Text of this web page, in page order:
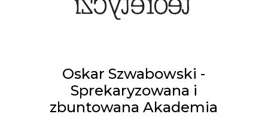
Oskar Szwabowski -
Sprekaryzowana i
zbuntowana Akademia